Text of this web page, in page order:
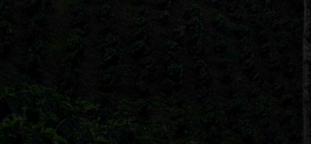
poddawać recyklingowi w nieskończoność.